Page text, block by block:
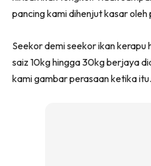
pancing kami dihenjut kasar oleh
Seekor demi seekor ikan kerapu
saiz 10kg hingga 30kg berjaya
kami gambar perasaan ketika itu.